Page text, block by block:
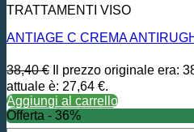
TRATTAMENTI VISO
ANTIAGE C CREMA
38,40€ Il prezzo originale era:
attuale è: 27,64 €.
Aggiungi al carrello
Offerta - 36%